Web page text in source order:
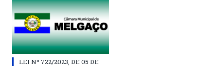
LEI Nº 722/2023, DE 05 DE